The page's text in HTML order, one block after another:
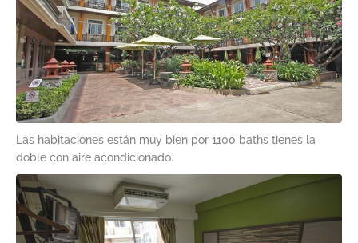
Las habitaciones están muy bien por 1100 baths tienes la
doble con aire acondicionado.